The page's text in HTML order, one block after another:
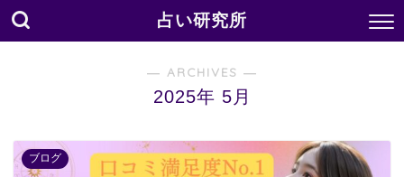
占い研究所
― ARCHIVES ―
2025年 5月
ブログ